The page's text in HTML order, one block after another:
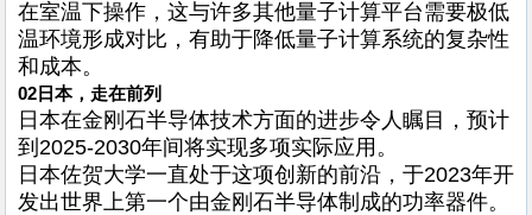
在室温下操作，这与许多其他量子计算平台需要极低
温环境形成对比，有助于降低量子计算系统的复杂性
和成本。
02 日本，走在前列
日本在金刚石半导体技术方面的进步令人瞩目，预计
到2025-2030年间将实现多项实际应用。
日本佐贺大学一直处于这项创新的前沿，于2023年开
发出世界上第一个由金刚石半导体制成的功率器件。